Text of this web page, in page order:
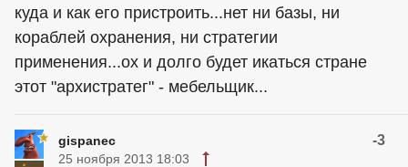
куда и как его пристроить...нет ни базы, ни
кораблей охранения, ни стратегии
применения...ох и долго будет икаться стране
этот "архистратег" - мебельщик...
gispanec -3
25 ноября 2013 18:03